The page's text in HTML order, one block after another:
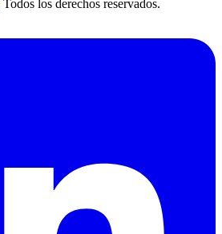
Todos los derechos reservados.